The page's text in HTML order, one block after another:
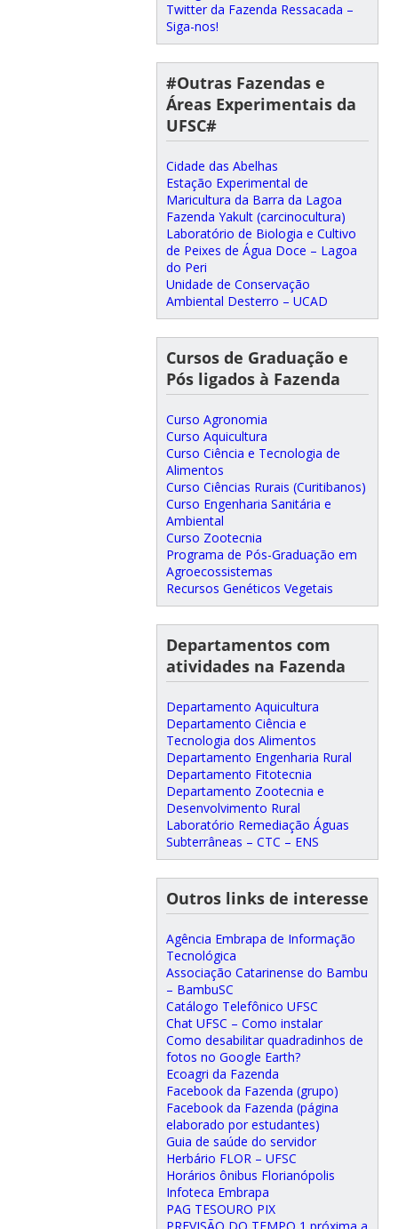
Twitter da Fazenda Ressacada –
Siga-nos!
#Outras Fazendas e
Áreas Experimentais da
UFSC#
Cidade das Abelhas
Estação Experimental de
Maricultura da Barra da Lagoa
Fazenda Yakult (carcinocultura)
Laboratório de Biologia e Cultivo
de Peixes de Água Doce – Lagoa
do Peri
Unidade de Conservação
Ambiental Desterro – UCAD
Cursos de Graduação e
Pós ligados à Fazenda
Curso Agronomia
Curso Aquicultura
Curso Ciência e Tecnologia de
Alimentos
Curso Ciências Rurais (Curitibanos)
Curso Engenharia Sanitária e
Ambiental
Curso Zootecnia
Programa de Pós-Graduação em
Agroecossistemas
Recursos Genéticos Vegetais
Departamentos com
atividades na Fazenda
Departamento Aquicultura
Departamento Ciência e
Tecnologia dos Alimentos
Departamento Engenharia Rural
Departamento Fitotecnia
Departamento Zootecnia e
Desenvolvimento Rural
Laboratório Remediação Águas
Subterrâneas – CTC – ENS
Outros links de interesse
Agência Embrapa de Informação
Tecnológica
Associação Catarinense do Bambu
– BambuSC
Catálogo Telefônico UFSC
Chat UFSC – Como instalar
Como desabilitar quadradinhos de
fotos no Google Earth?
Ecoagri da Fazenda
Facebook da Fazenda (grupo)
Facebook da Fazenda (página
elaborado por estudantes)
Guia de saúde do servidor
Herbário FLOR – UFSC
Horários ônibus Florianópolis
Infoteca Embrapa
PAG TESOURO PIX